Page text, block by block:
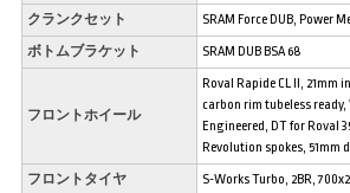
クランクセット SRAM Force DUB, Power
ボトムブラケット SRAM DUB BSA 68
フロントホイール
Roval Rapide CL II, 21mm
carbon rim tubeless ready,
Engineered, DT for Roval
Revolution spokes, 51mm
フロントタイヤ S-Works Turbo, 2BR,